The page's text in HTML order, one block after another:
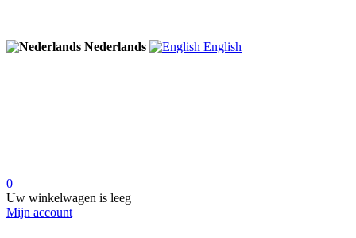
Nederlands English
0
Uw winkelwagen is leeg
Mijn account